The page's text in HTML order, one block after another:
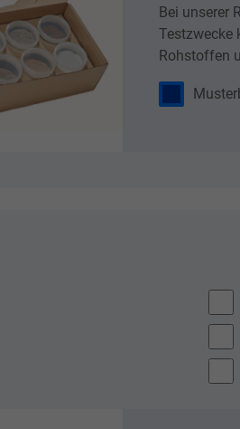
Bei unserer
Testzwecke
Rohstoffen